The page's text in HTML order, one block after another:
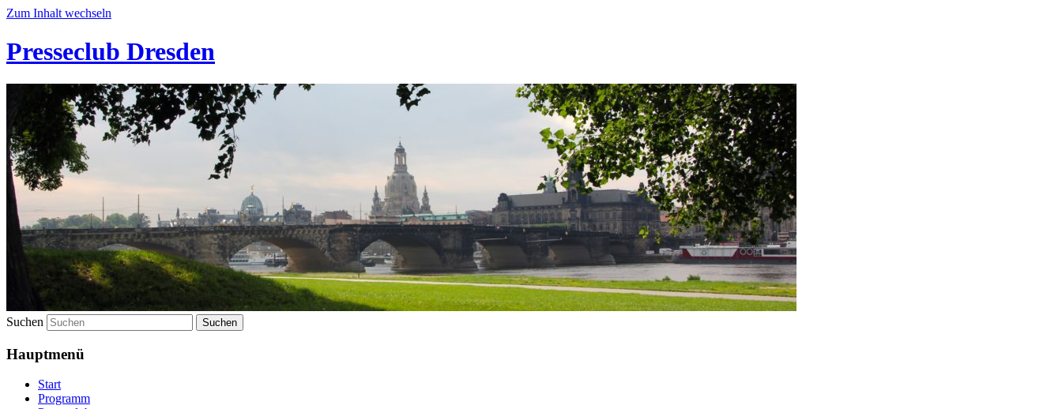
Zum Inhalt wechseln
Presseclub Dresden
Suchen
Hauptmenü
Start
Programm